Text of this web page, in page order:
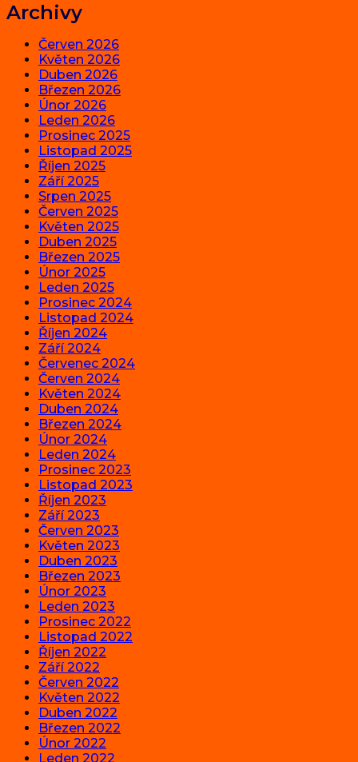
Archivy
Červen 2026
Květen 2026
Duben 2026
Březen 2026
Únor 2026
Leden 2026
Prosinec 2025
Listopad 2025
Říjen 2025
Září 2025
Srpen 2025
Červen 2025
Květen 2025
Duben 2025
Březen 2025
Únor 2025
Leden 2025
Prosinec 2024
Listopad 2024
Říjen 2024
Září 2024
Červenec 2024
Červen 2024
Květen 2024
Duben 2024
Březen 2024
Únor 2024
Leden 2024
Prosinec 2023
Listopad 2023
Říjen 2023
Září 2023
Červen 2023
Květen 2023
Duben 2023
Březen 2023
Únor 2023
Leden 2023
Prosinec 2022
Listopad 2022
Říjen 2022
Září 2022
Červen 2022
Květen 2022
Duben 2022
Březen 2022
Únor 2022
Leden 2022